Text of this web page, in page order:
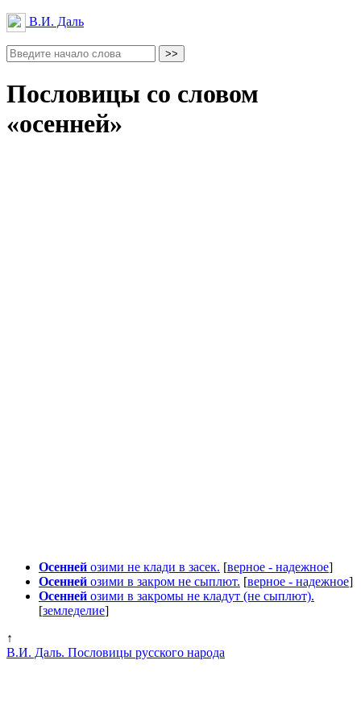
В.И. Даль
Пословицы со словом
«осенней»
Осенней озими не клади в засек. [верное - надежное]
Осенней озими в закром не сыплют. [верное - надежное]
Осенней озими в закромы не кладут (не сыплют).
[земледелие]
↑
В.И. Даль. Пословицы русского народа